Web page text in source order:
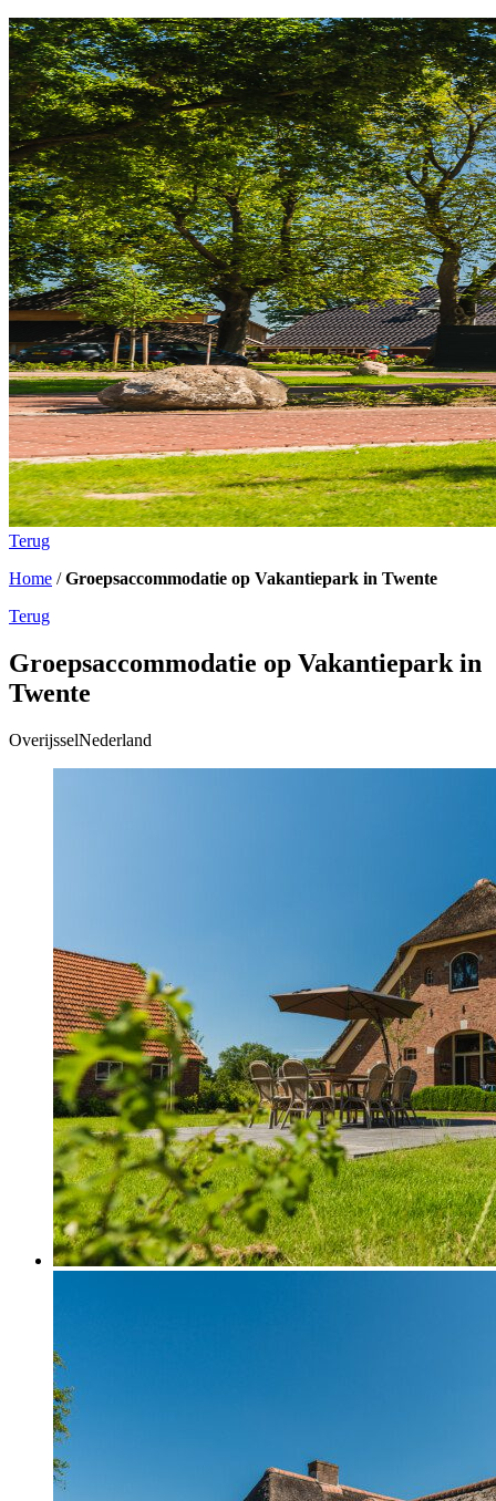
Terug
Home /Groepsaccommodatie op Vakantiepark in Twente
Terug
Groepsaccommodatie op Vakantiepark in
Twente
OverijsselNederland